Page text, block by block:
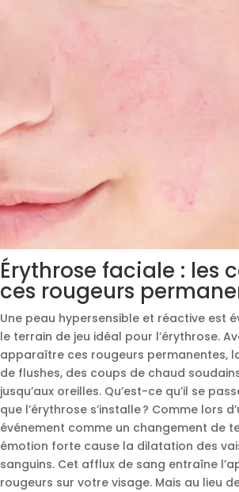
Érythrose faciale : les
ces rougeurs
Une peau hypersensible et réactive est
le terrain de jeu idéal pour l’érythrose.
apparaître ces rougeurs permanentes,
de flushes, des coups de chaud
jusqu’aux oreilles. Qu’est-ce qu’il se
que l’érythrose s’installe ? Comme lors
événement comme un changement de
émotion forte cause la dilatation des
sanguins. Cet afflux de sang entraîne
rougeurs sur votre visage. Mais au lieu